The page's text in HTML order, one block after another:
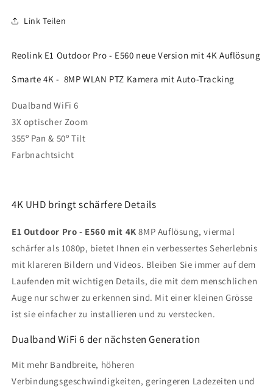
Outdoor
E560,
Überwachungskamera,
PTZ-
weiss
E560,
Überwachungskamera,
weiss
Link Teilen
Reolink E1 Outdoor Pro - E560 neue Version mit 4K Auflösung
Smarte 4K - 8MP WLAN PTZ Kamera mit Auto-Tracking
Dualband WiFi 6
3X optischer Zoom
355º Pan & 50º Tilt
Farbnachtsicht
4K UHD bringt schärfere Details
E1 Outdoor Pro - E560 mit 4K 8MP Auflösung, viermal
schärfer als 1080p, bietet Ihnen ein verbessertes Seherlebnis
mit klareren Bildern und Videos. Bleiben Sie immer auf dem
Laufenden mit wichtigen Details, die mit dem menschlichen
Auge nur schwer zu erkennen sind. Mit einer kleinen Grösse
ist sie einfacher zu installieren und zu verstecken.
Dualband WiFi 6 der nächsten Generation
Mit mehr Bandbreite, höheren
Verbindungsgeschwindigkeiten, geringeren Ladezeiten und